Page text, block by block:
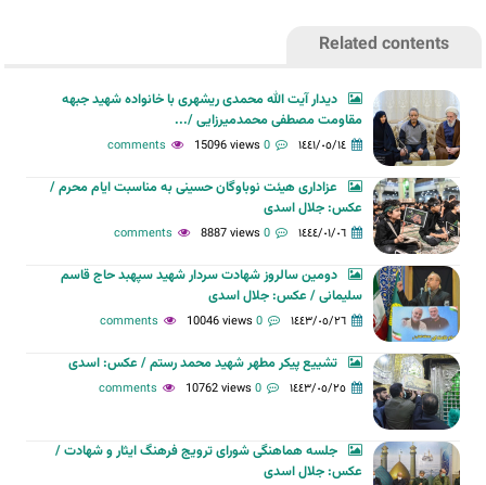
Related contents
دیدار آیت الله محمدی ریشهری با خانواده شهید جبهه
مقاومت مصطفی محمدمیرزایی /...
١٤٤١/٠٥/١٤ 0 comments
15096 views
عزاداری هیئت نوباوگان حسینی به مناسبت ایام محرم /
عکس: جلال اسدی
١٤٤٤/٠١/٠٦ 0 comments
8887 views
دومین سالروز شهادت سردار شهید سپهبد حاج قاسم
سلیمانی / عکس: جلال اسدی
١٤٤٣/٠٥/٢٦ 0 comments
10046 views
تشییع پیکر مطهر شهید محمد رستم / عکس: اسدی
١٤٤٣/٠٥/٢٥ 0 comments
10762 views
جلسه هماهنگی شورای ترویج فرهنگ ایثار و شهادت /
عکس: جلال اسدی